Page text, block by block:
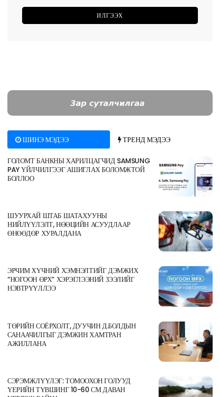
ШИНЭ МЭДЭЭ ТРЕНД МЭДЭЭ
ГОЛОМТ БАНКНЫ ХАРИЛЦАГЧИД SAMSUNG
PAY ҮЙЛЧИЛГЭЭГ АШИГЛАХ БОЛОМЖТОЙ
БОЛЛОО
ШУУРХАЙ ШТАБ ШАТАХУУНЫ
НИЙЛҮҮЛЭЛТ, НӨӨЦИЙН АСУУДЛААР
ӨНӨӨДӨР ХУРАЛДАНА
ЭРЧИМ ХҮЧНИЙ ХЭМНЭЛТИЙГ ДЭМЖИХ
“НОГООН ӨРХ” ХЭРЭГЛЭЭНИЙ ЗЭЭЛИЙГ
НЭВТРҮҮЛЛЭЭ
ТӨРИЙН СОЁРХОЛТ, ДУУЧИН Д.БОЛДЫН
САНААЧИЛГЫГ ДЭМЖИН ХАМТРАН
АЖИЛЛАНА
СЭРЭМЖЛҮҮЛЭГ: ТОМООХОН ГОЛУУД
ҮЕРИЙН ТҮВШИНГ 10-60 СМ ДАВАН